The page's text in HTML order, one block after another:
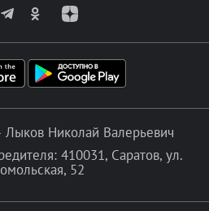
Лыков Николай Валерьевич
410031, Саратов, ул.
52